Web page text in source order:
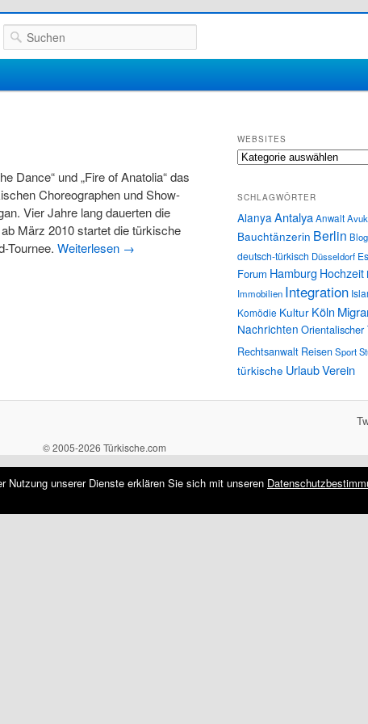
Suchen
Dance“ und „Fire of Anatolia“ das
Choreographen und Show-
Vier Jahre lang dauerten die
ab März 2010 startet die türkische
Tournee. Weiterlesen →
WEBSITES
Websites
SCHLAGWÖRTER
Alanya AntalyaAnwalt
Bauchtänzerin Berlin Blog
deutsch-türkisch Düsseldorf
Forum Hamburg Hochzeit
Immobilien Integration
Komödie Kultur Köln
Nachrichten Orientalischer
Rechtsanwalt ReisenSport
türkische UrlaubVerein
© 2005-2026 Türkische.com
Nutzung unserer Dienste erklären Sie sich mit unseren